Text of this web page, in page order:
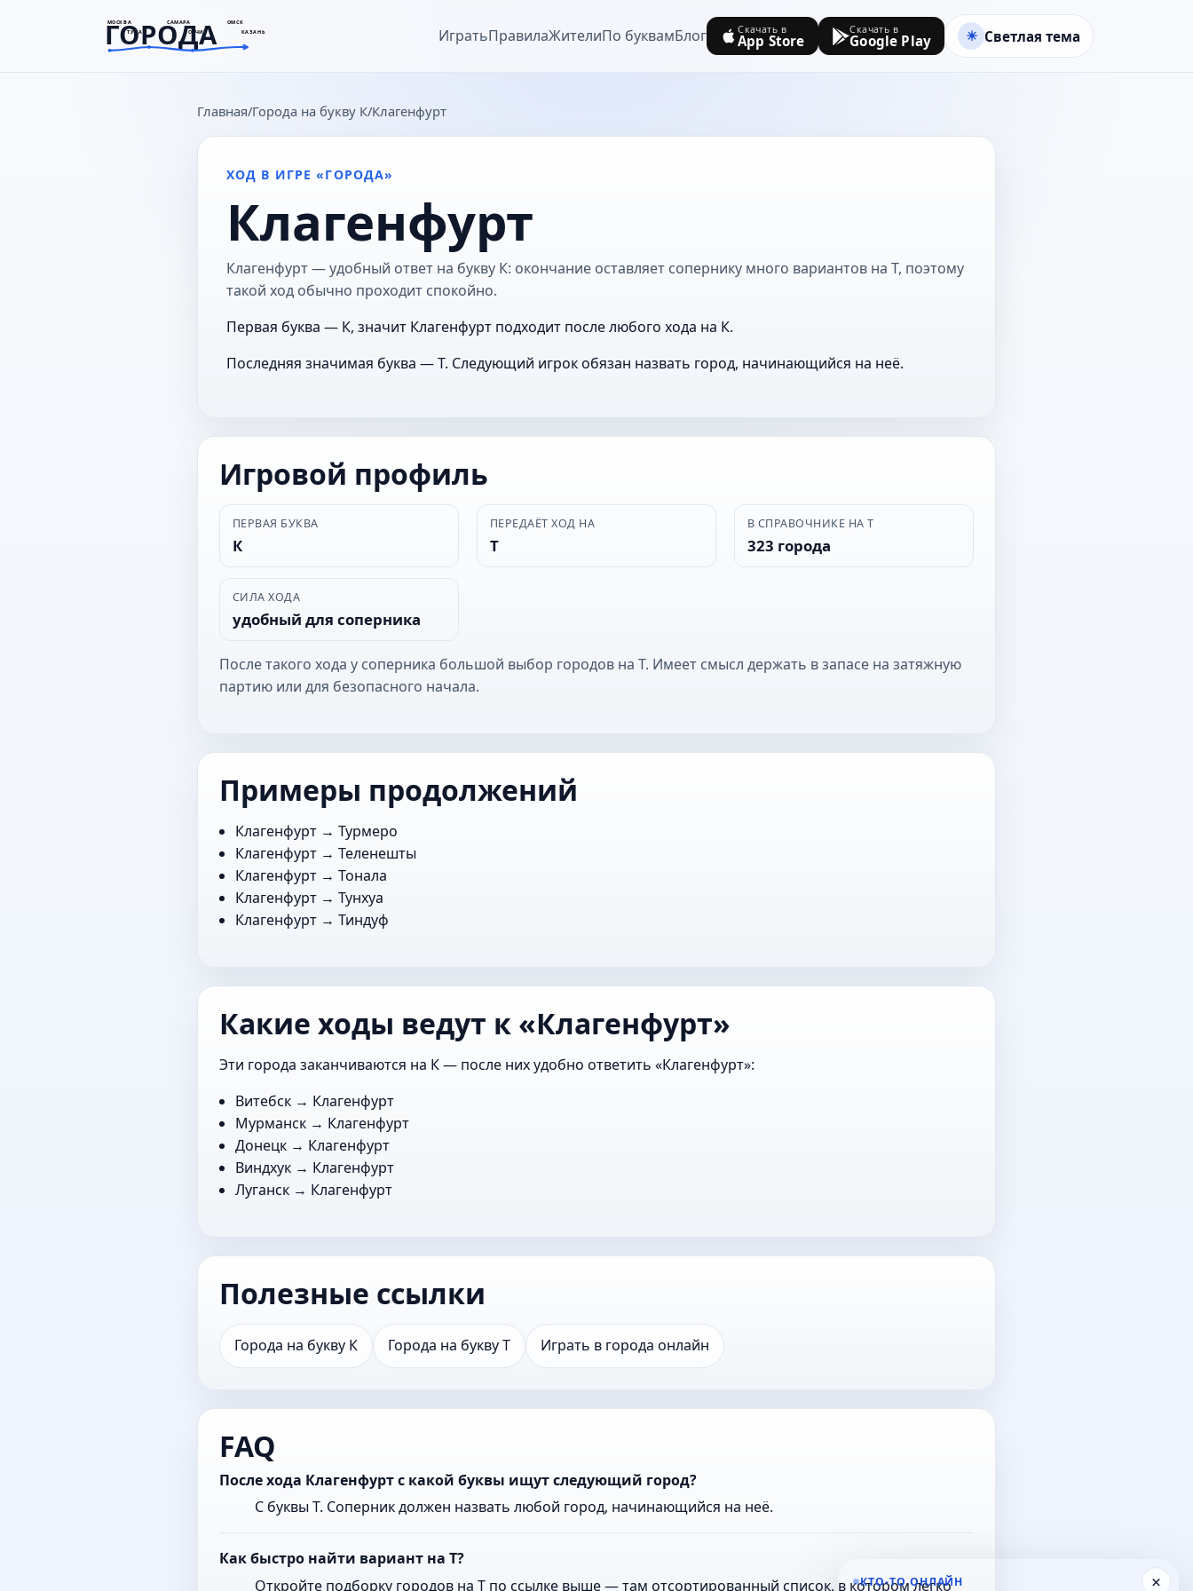
МОСКВА САМАРА ОМСК
ТУЛА СОЧИ КАЗАНЬ
ГОРОДА
goroda-na.ru ИгратьПравилаЖителиПо буквамБлог Скачать в
App Store
Скачать в
Google Play Светлая тема
Главная Города на букву К Клагенфурт
ХОД В ИГРЕ «ГОРОДА»
Клагенфурт
Клагенфурт — удобный ответ на букву К: окончание оставляет сопернику много вариантов на Т, поэтому
такой ход обычно проходит спокойно.
Первая буква — К, значит Клагенфурт подходит после любого хода на К.
Последняя значимая буква — Т. Следующий игрок обязан назвать город, начинающийся на неё.
Игровой профиль
ПЕРВАЯ БУКВА
К
ПЕРЕДАЁТ ХОД НА
Т
В СПРАВОЧНИКЕ НА Т
323 города
СИЛА ХОДА
удобный для соперника
После такого хода у соперника большой выбор городов на Т. Имеет смысл держать в запасе на затяжную
партию или для безопасного начала.
Примеры продолжений
Клагенфурт →Турмеро
Клагенфурт →Теленешты
Клагенфурт →Тонала
Клагенфурт →Тунхуа
Клагенфурт →Тиндуф
Какие ходы ведут к «Клагенфурт»
Эти города заканчиваются на К — после них удобно ответить «Клагенфурт»:
Витебск → Клагенфурт
Мурманск → Клагенфурт
Донецк → Клагенфурт
Виндхук → Клагенфурт
Луганск → Клагенфурт
Полезные ссылки
Города на букву К Города на букву Т Играть в города онлайн
FAQ
После хода Клагенфурт с какой буквы ищут следующий город?
С буквы Т. Соперник должен назвать любой город, начинающийся на неё.
Как быстро найти вариант на Т?
Откройте подборку городов на Т по ссылке выше — там отсортированный список, в котором легко
×
КТО-ТО ОНЛАЙН